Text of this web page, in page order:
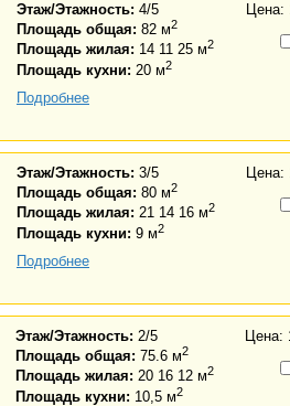
Этаж/Этажность: 4/5
Площадь общая: 82 м2
Площадь жилая: 14 11 25 м2
Площадь кухни: 20 м2
Подробнее
Цена:
Этаж/Этажность: 3/5
Площадь общая: 80 м2
Площадь жилая: 21 14 16 м2
Площадь кухни: 9 м2
Подробнее
Цена:
Этаж/Этажность: 2/5
Площадь общая: 75.6 м2
Площадь жилая: 20 16 12 м2
Площадь кухни: 10,5 м2
Цена: